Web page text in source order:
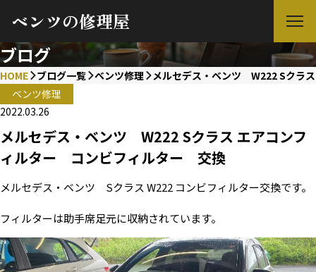
ベンツの修理屋
ブログ
HOME ブログ一覧 ベンツ修理
メルセデス・ベンツ W222 Sクラ
ベンツ修理
2022.03.26
メルセデス・ベンツ W222 Sクラス エアコンフ
ィルター コンビフィルター 交換
メルセデス・ベンツ Sクラス W222 コンビフィルター交換です。
フィルターは助手席足元に収納されています。